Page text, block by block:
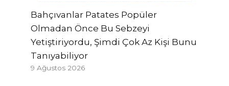
Bahçıvanlar Patates Popüler
Olmadan Önce Bu Sebzeyi
Yetiştiriyordu, Şimdi Çok Az Kişi Bunu
Tanıyabiliyor
9 Ağustos 2026